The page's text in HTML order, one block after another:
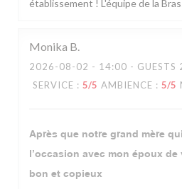
établissement ! L'équipe de la
Monika B
2026-08-02 - 14:00 - GUESTS
SERVICE : 5/5 AMBIENCE : 5/5
Après que notre grand mère
l’occasion avec mon époux
bon et copieux